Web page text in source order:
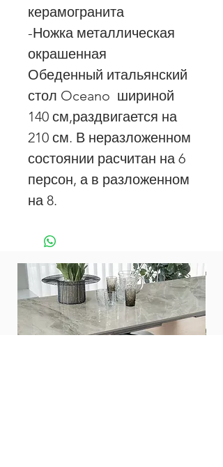
керамогранита
-Ножка металлическая
окрашенная
Обеденный итальянский
стол Oceano шириной
140 см,раздвигается на
210 см. В неразложенном
состоянии расчитан на 6
персон, а в разложенном
на 8.